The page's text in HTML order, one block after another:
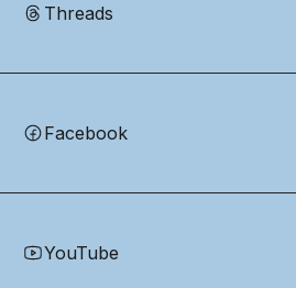
Threads
Facebook
YouTube